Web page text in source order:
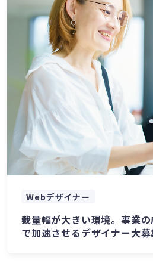
Webデザイナー
裁量幅が大きい環境。事業
で加速させるデザイナー大募